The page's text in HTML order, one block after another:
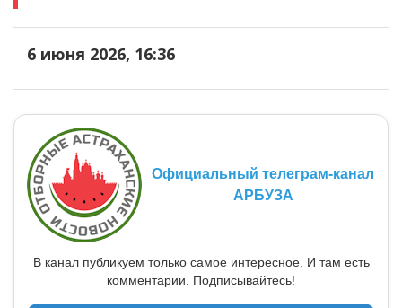
6 июня 2026, 16:36
Официальный телеграм-канал
АРБУЗА
В канал публикуем только самое интересное. И там есть
комментарии. Подписывайтесь!